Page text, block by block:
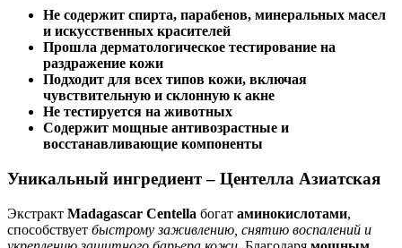
Не содержит спирта, парабенов, минеральных масел
и искусственных красителей
Прошла дерматологическое тестирование на
раздражение кожи
Подходит для всех типов кожи, включая
чувствительную и склонную к акне
Не тестируется на животных
Содержит мощные антивозрастные и
восстанавливающие компоненты
Уникальный ингредиент – Центелла Азиатская
Экстракт Madagascar Centella богат аминокислотами,
способствует быстрому заживлению, снятию воспалений и